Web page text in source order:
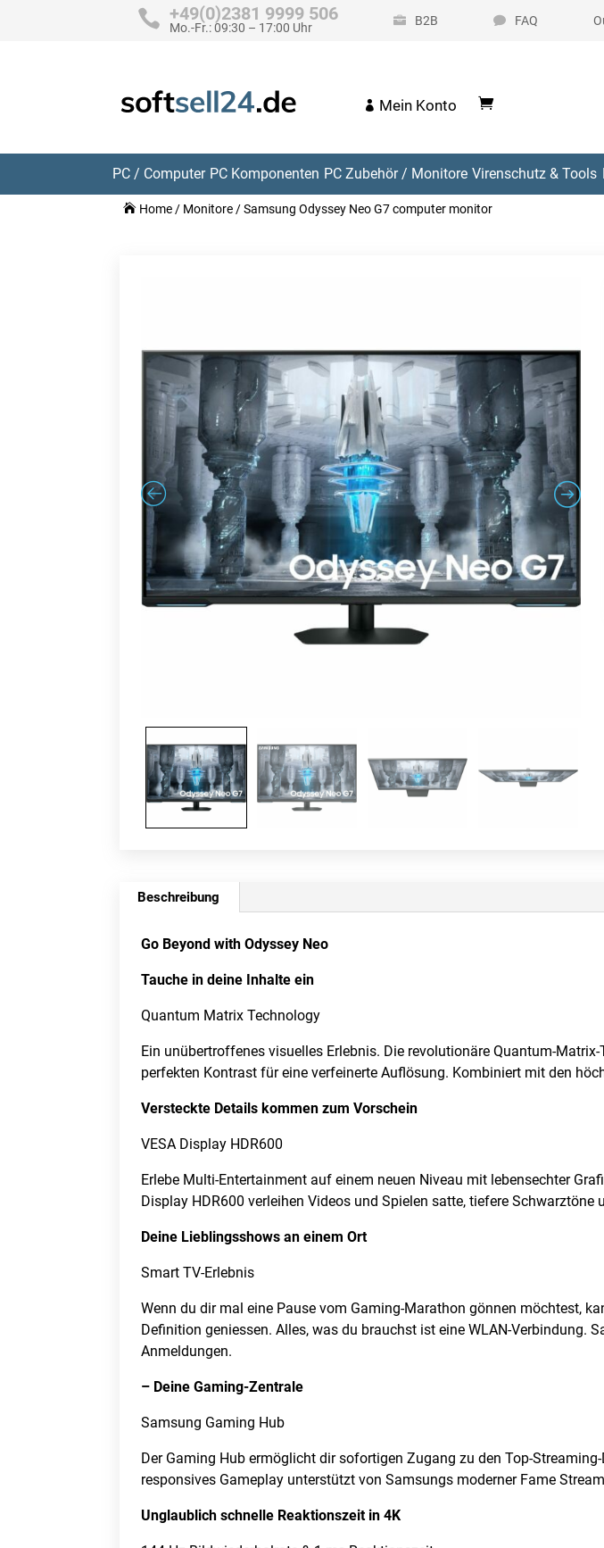
+49(0)2381 9999 506
Mo.-Fr.: 09:30 – 17:00 Uhr B2B FAQ
Mein Konto
PC / Computer PC Komponenten PC Zubehör / Monitore Virenschutz & Tools
Home / Monitore / Samsung Odyssey Neo G7 computer monitor
Beschreibung
Go Beyond with Odyssey Neo
Tauche in deine Inhalte ein
Quantum Matrix Technology
Ein unübertroffenes visuelles Erlebnis. Die revolutionäre Quantum-
perfekten Kontrast für eine verfeinerte Auflösung. Kombiniert mit den
Versteckte Details kommen zum Vorschein
VESA Display HDR600
Erlebe Multi-Entertainment auf einem neuen Niveau mit lebensechter
Display HDR600 verleihen Videos und Spielen satte, tiefere Schwarztöne
Deine Lieblingsshows an einem Ort
Smart TV-Erlebnis
Wenn du dir mal eine Pause vom Gaming-Marathon gönnen möchtest,
Definition geniessen. Alles, was du brauchst ist eine WLAN-Verbindung.
Anmeldungen.
– Deine Gaming-Zentrale
Samsung Gaming Hub
Der Gaming Hub ermöglicht dir sofortigen Zugang zu den Top-
responsives Gameplay unterstützt von Samsungs moderner Fame
Unglaublich schnelle Reaktionszeit in 4K